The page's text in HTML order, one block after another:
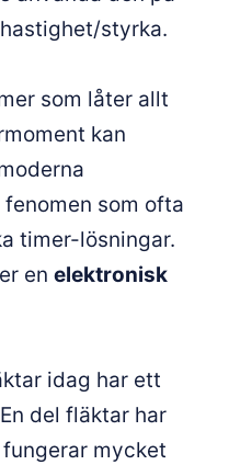
styrka.
som låter allt
kan
som ofta
timer-lösningar.
en elektronisk
idag har ett
del fläktar har
mycket